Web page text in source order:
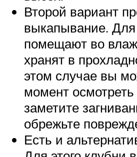
Второй вариант
выкапывание. Для
помещают во
хранят в
этом случае вы
момент
заметите
обрежьте
Есть и